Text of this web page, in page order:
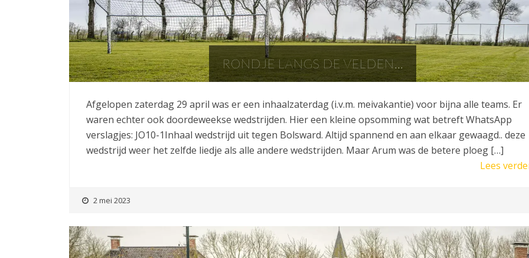
RONDJE LANGS DE VELDEN…
Afgelopen zaterdag 29 april was er een inhaalzaterdag (i.v.m. meivakantie) voor bijna alle teams. Er
waren echter ook doordeweekse wedstrijden. Hier een kleine opsomming wat betreft WhatsApp
verslagjes: JO10-1Inhaal wedstrijd uit tegen Bolsward. Altijd spannend en aan elkaar gewaagd.. deze
wedstrijd weer het zelfde liedje als alle andere wedstrijden. Maar Arum was de betere ploeg […]
Lees
2 mei 2023